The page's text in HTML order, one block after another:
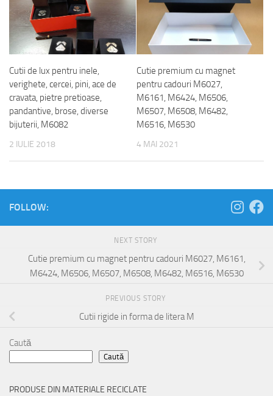
Cutii de lux pentru inele,
verighete, cercei, pini, ace de
cravata, pietre pretioase,
pandantive, brose, diverse
bijuterii, M6082
2 IULIE 2018
Cutie premium cu magnet
pentru cadouri M6027,
M6161, M6424, M6506,
M6507, M6508, M6482,
M6516, M6530
4 MAI 2021
FOLLOW:
NEXT STORY
Cutie premium cu magnet pentru cadouri M6027, M6161,
M6424, M6506, M6507, M6508, M6482, M6516, M6530
PREVIOUS STORY
Cutii rigide in forma de litera M
Caută
Caută
PRODUSE DIN MATERIALE RECICLATE